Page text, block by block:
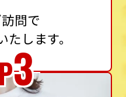
問で
します。
3